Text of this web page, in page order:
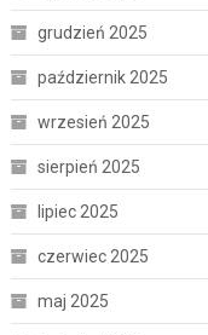
grudzień 2025
październik 2025
wrzesień 2025
sierpień 2025
lipiec 2025
czerwiec 2025
maj 2025